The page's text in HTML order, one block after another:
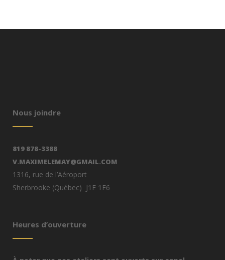
Nous joindre
819 878-3388
V.MAXIMELEMAY@GMAIL.COM
1316, rue de l’Aéroport
Sherbrooke (Québec) J1E 1E6
Heures d’ouverture